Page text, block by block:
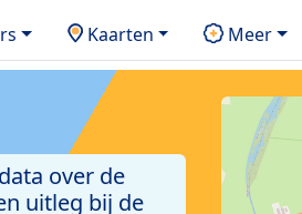
Kaarten Meer
over de
uitleg bij de